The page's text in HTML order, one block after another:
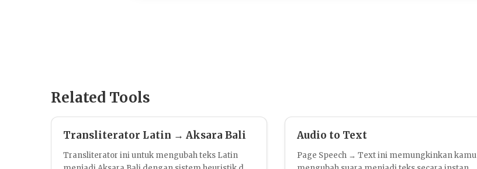
Related Tools
Transliterator Latin → Aksara Bali
Transliterator ini untuk mengubah teks Latin
Audio to Text
Page Speech → Text ini memungkinkan kamu